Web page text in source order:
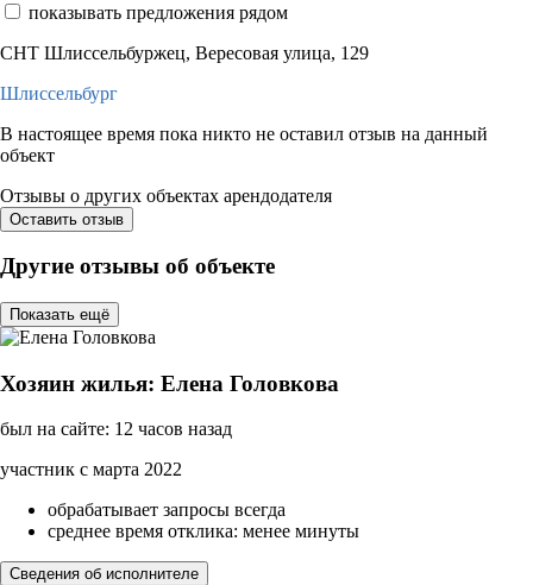
показывать предложения рядом
СНТ Шлиссельбуржец, Вересовая улица, 129
Шлиссельбург
В настоящее время пока никто не оставил отзыв на данный
объект
Отзывы о других объектах арендодателя
Оставить отзыв
Другие отзывы об объекте
Показать ещё
Хозяин жилья: Елена Головкова
был на сайте: 12 часов назад
участник с марта 2022
обрабатывает запросы всегда
среднее время отклика: менее минуты
Сведения об исполнителе